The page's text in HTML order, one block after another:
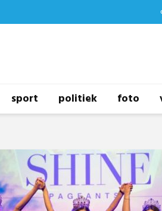
sport politiek foto